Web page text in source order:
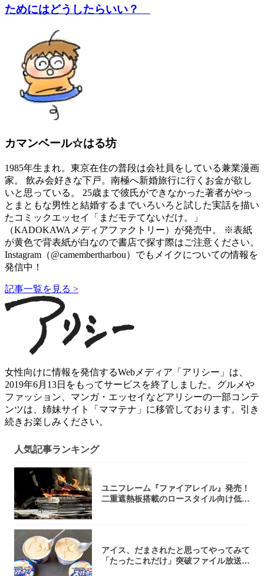
ためにはどうしたらいい？
カマンベール☆はる坊
1985年生まれ。東京在住の普段は会社員をしている兼業漫画
家。 飲み会好きな下戸。南極へ新婚旅行に行くお金が欲し
いと思っている。 25歳まで彼氏ができなかった著者がやっ
とまともな男性と結婚するまでいろいろと試した実話を描い
たコミックエッセイ「まだモテてないだけ。」
（KADOKAWAメディアファクトリー）が発売中。 ※表紙
が黄色で背表紙が白なので書店で探す際はご注意ください。
Instagram（@camembertharbou）でもメイクについての情報を
発信中！
記事一覧を見る >
女性向けに情報を発信するWebメディア「アリシー」は、
2019年6月13日をもってサービスを終了しました。グルメや
ファッション、マンガ・エッセイなどアリシーの一部コンテ
ンツは、姉妹サイト「ママテナ」に移管しております。引き
続きお楽しみください。
人気記事ランキング
ユニフレーム『ファイアレイル』発売！
二重遮熱板搭載のロースタイル向け低型
アイス、だまされたと思ってやってみて
「たったこれだけ」突破ファイル放送で